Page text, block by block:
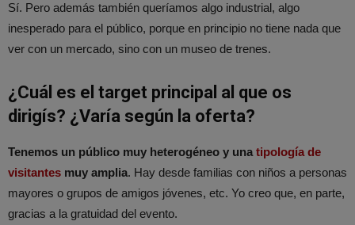
Sí. Pero además también queríamos algo industrial, algo
inesperado para el público, porque en principio no tiene nada que
ver con un mercado, sino con un museo de trenes.
¿Cuál es el target principal al que os
dirigís? ¿Varía según la oferta?
Tenemos un público muy heterogéneo y una tipología de
visitantes muy amplia. Hay desde familias con niños a personas
mayores o grupos de amigos jóvenes, etc. Yo creo que, en parte,
gracias a la gratuidad del evento.